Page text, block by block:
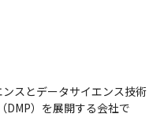
スとデータサイエンス技術
DMP）を展開する会社で